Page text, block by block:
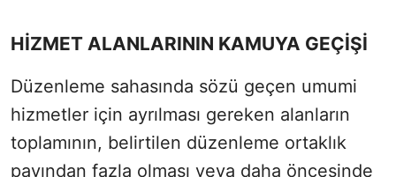
HİZMET ALANLARININ KAMUYA GEÇİŞİ
Düzenleme sahasında sözü geçen umumi
hizmetler için ayrılması gereken alanların
toplamının, belirtilen düzenleme ortaklık
payından fazla olması veya daha öncesinde